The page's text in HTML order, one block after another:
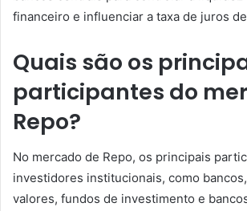
financeiro e influenciar a taxa de juros
Quais são os
participantes do
Repo?
No mercado de Repo, os principais
investidores institucionais, como
valores, fundos de investimento e